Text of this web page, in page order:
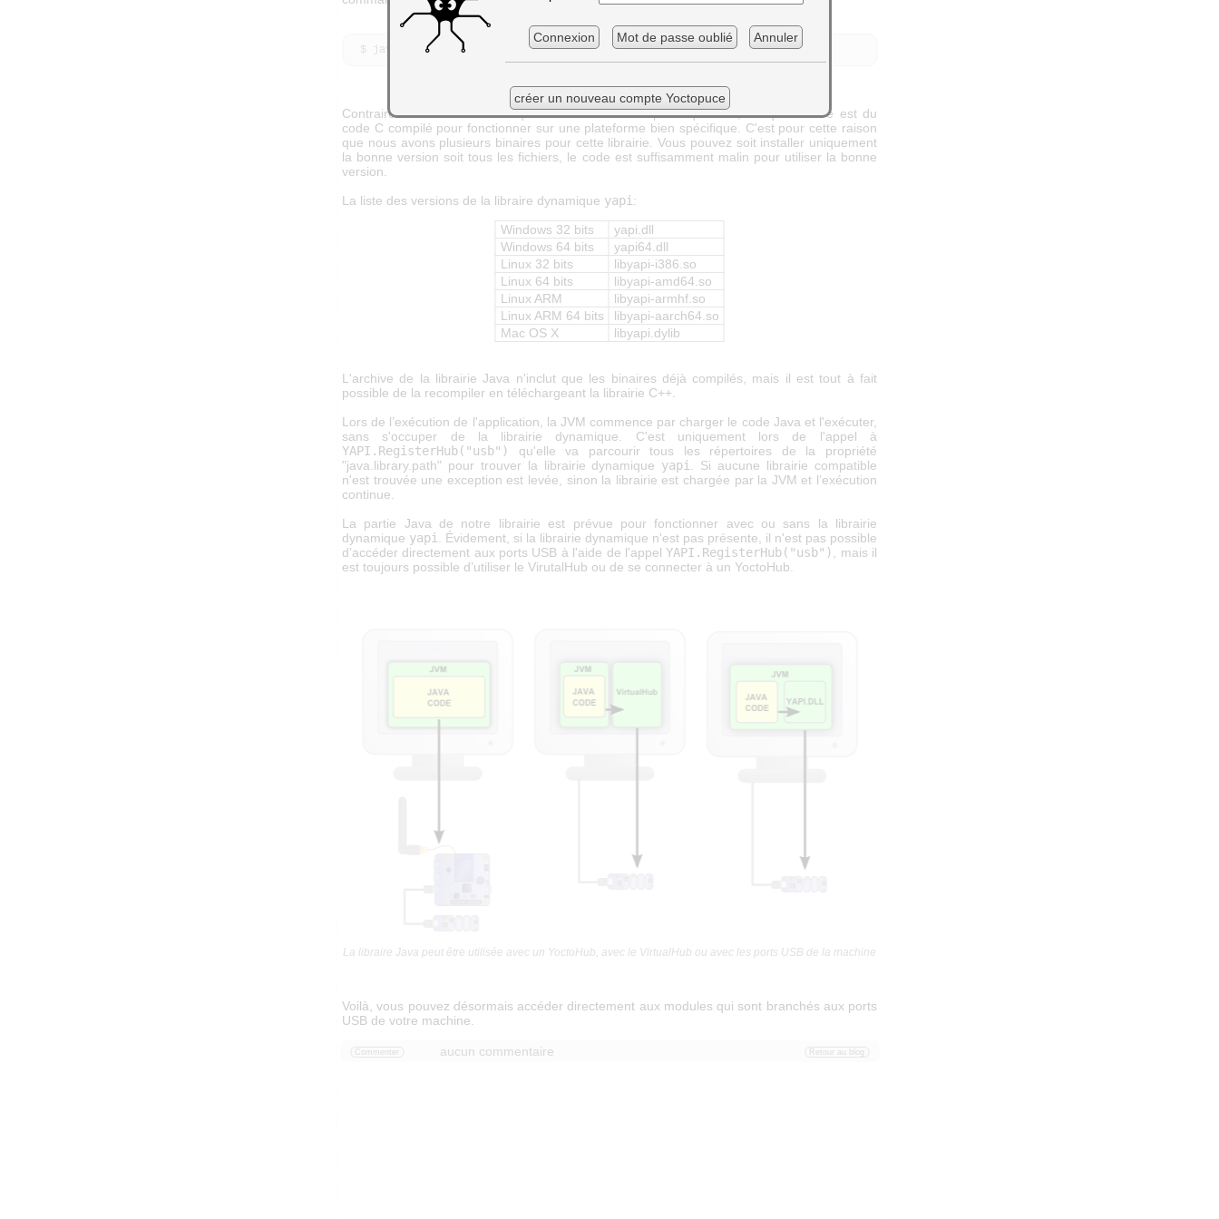
Connexion Mot de passe oublié Annuler
créer un nouveau compte Yoctopuce
  $ java -Djava.library.path=c:\example\yoctopuce\library MainClass
Contrairement au code Java qui fonctionne sur n'importe quel OS, chaque libraire est du
code C compilé pour fonctionner sur une plateforme bien spécifique. C'est pour cette raison
que nous avons plusieurs binaires pour cette librairie. Vous pouvez soit installer uniquement
la bonne version soit tous les fichiers, le code est suffisamment malin pour utiliser la bonne
version.
La liste des versions de la libraire dynamique yapi :
Windows 32 bits
yapi.dll
Windows 64 bits
yapi64.dll
Linux 32 bits
libyapi-i386.so
Linux 64 bits
libyapi-amd64.so
Linux ARM
libyapi-armhf.so
Linux ARM 64 bits
libyapi-aarch64.so
Mac OS X
libyapi.dylib
L'archive de la librairie Java n'inclut que les binaires déjà compilés, mais il est tout à fait
possible de la recompiler en téléchargeant la librairie C++.
Lors de l’exécution de l'application, la JVM commence par charger le code Java et l'exécuter,
sans s'occuper de la librairie dynamique. C'est uniquement lors de l'appel à
YAPI.RegisterHub("usb")
qu'elle va parcourir tous les répertoires de la propriété
"java.library.path" pour trouver la librairie dynamique yapi
. Si aucune librairie compatible
n'est trouvée une exception est levée, sinon la librairie est chargée par la JVM et l’exécution
continue.
La partie Java de notre librairie est prévue pour fonctionner avec ou sans la librairie
dynamique yapi
. Évidement, si la librairie dynamique n'est pas présente, il n'est pas possible
d’accéder directement aux ports USB à l'aide de l'appelYAPI.RegisterHub("usb")
, mais il
est toujours possible d’utiliser le VirutalHub ou de se connecter à un YoctoHub.
La libraire Java peut être utilisée avec un YoctoHub, avec le VirtualHub ou avec les ports USB de la machine
Voilà, vous pouvez désormais accéder directement aux modules qui sont branchés aux ports
USB de votre machine.
Commenter aucun commentaire Retour au blog